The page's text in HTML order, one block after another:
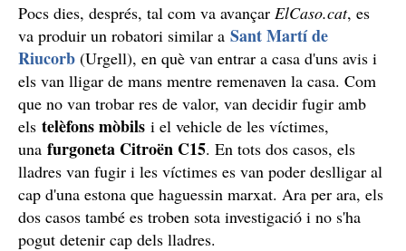
Pocs dies, després, tal com va avançar ElCaso.cat, es
va produir un robatori similar a Sant Martí de
Riucorb (Urgell), en què van entrar a casa d'uns avis i
els van lligar de mans mentre remenaven la casa. Com
que no van trobar res de valor, van decidir fugir amb
els telèfons mòbils i el vehicle de les víctimes,
una furgoneta Citroën C15. En tots dos casos, els
lladres van fugir i les víctimes es van poder deslligar al
cap d'una estona que haguessin marxat. Ara per ara, els
dos casos també es troben sota investigació i no s'ha
pogut detenir cap dels lladres.